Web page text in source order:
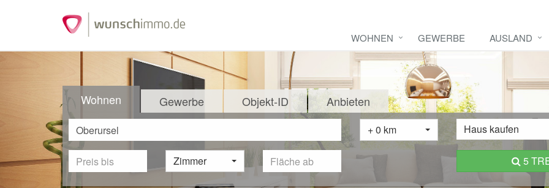
WOHNEN GEWERBE AUSLAND
Wohnen Gewerbe Objekt-ID Anbieten
+ 0 km Haus kaufen
Zimmer 5